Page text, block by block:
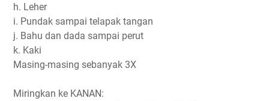
h. Leher
i. Pundak sampai telapak tangan
j. Bahu dan dada sampai perut
k. Kaki
Masing-masing sebanyak 3X
Miringkan ke KANAN: